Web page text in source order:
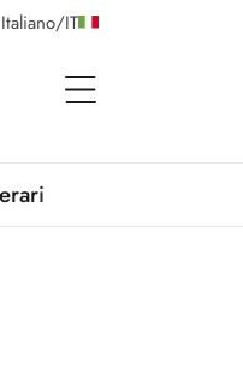
Italiano/IT
open Menu